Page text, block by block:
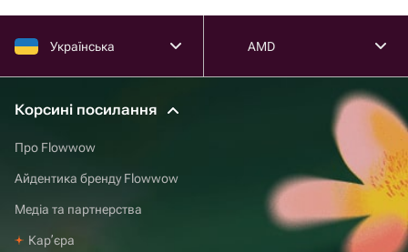
Українська AMD
Корсині посилання
Про Flowwow
Айдентика бренду Flowwow
Медіа та партнерства
Карʼєра